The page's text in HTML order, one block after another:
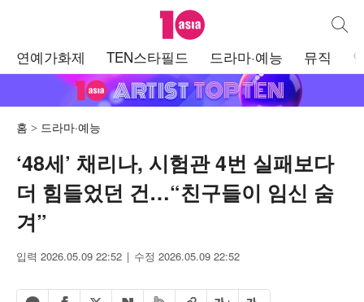
텐아시아 통합
연예가화제 TEN스타필드 드라마·예능 뮤직
홈 드라마·예능
‘48세’ 채리나, 시험관 4번 실패보다
더 힘들었던 건…“친구들이 임신 숨
겨”
입력 2026.05.09 22:52 수정 2026.05.09 22:52